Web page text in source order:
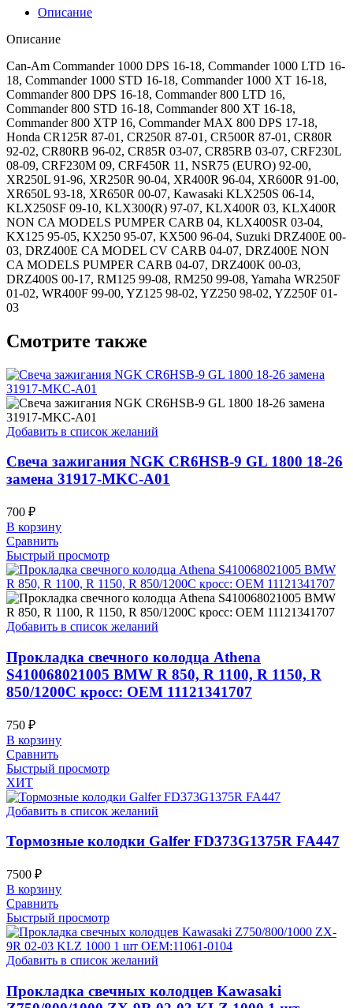
CR
80/85
'92-
XR
250/400/600,
KX
125/250
'95-
'07,
KLX
250/300,
RM
125/250
'99
Описание
Описание
Can-Am Commander 1000 DPS 16-18, Commander 1000 LTD 16-
18, Commander 1000 STD 16-18, Commander 1000 XT 16-18,
Commander 800 DPS 16-18, Commander 800 LTD 16,
Commander 800 STD 16-18, Commander 800 XT 16-18,
Commander 800 XTP 16, Commander MAX 800 DPS 17-18,
Honda CR125R 87-01, CR250R 87-01, CR500R 87-01, CR80R
92-02, CR80RB 96-02, CR85R 03-07, CR85RB 03-07, CRF230L
08-09, CRF230M 09, CRF450R 11, NSR75 (EURO) 92-00,
XR250L 91-96, XR250R 90-04, XR400R 96-04, XR600R 91-00,
XR650L 93-18, XR650R 00-07, Kawasaki KLX250S 06-14,
KLX250SF 09-10, KLX300(R) 97-07, KLX400R 03, KLX400R
NON CA MODELS PUMPER CARB 04, KLX400SR 03-04,
KX125 95-05, KX250 95-07, KX500 96-04, Suzuki DRZ400E 00-
03, DRZ400E CA MODEL CV CARB 04-07, DRZ400E NON
CA MODELS PUMPER CARB 04-07, DRZ400K 00-03,
DRZ400S 00-17, RM125 99-08, RM250 99-08, Yamaha WR250F
01-02, WR400F 99-00, YZ125 98-02, YZ250 98-02, YZ250F 01-
03
Смотрите также
Добавить в список желаний
Свеча зажигания NGK CR6HSB-9 GL 1800 18-26
замена 31917-MKC-A01
700 ₽
В корзину
Сравнить
Быстрый просмотр
Добавить в список желаний
Прокладка свечного колодца Athena
S410068021005 BMW R 850, R 1100, R 1150, R
850/1200C кросс: OEM 11121341707
750 ₽
В корзину
Сравнить
Быстрый просмотр
ХИТ
Добавить в список желаний
Тормозные колодки Galfer FD373G1375R FA447
7500 ₽
В корзину
Сравнить
Быстрый просмотр
Добавить в список желаний
Прокладка свечных колодцев Kawasaki